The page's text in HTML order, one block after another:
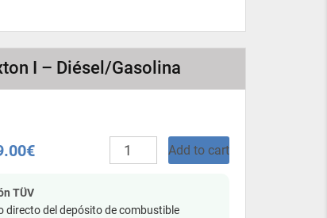
I – Diésel/Gasolina
€
Tanque
plástico
Add to cart
TÜV
directo del depósito de combustible